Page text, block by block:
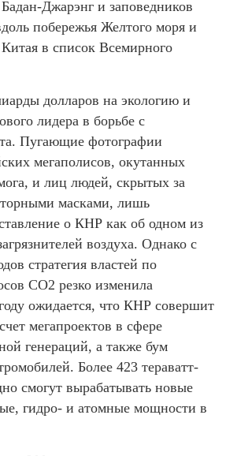
Джарэнг и заповедников
побережья Желтого моря и
Китая в список Всемирного
долларов на экологию и
лидера в борьбе с
Пугающие фотографии
мегаполисов, окутанных
и лиц людей, скрытых за
масками, лишь
о КНР как об одном из
воздуха. Однако с
стратегия властей по
СО2 резко изменила
ожидается, что КНР совершит
мегапроектов в сфере
генераций, а также бум
Более 423 тераватт-
смогут вырабатывать новые
гидро- и атомные мощности в